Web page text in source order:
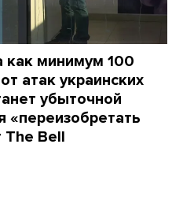
как минимум 100
атак украинских
убыточной
«переизобретать
The Bell